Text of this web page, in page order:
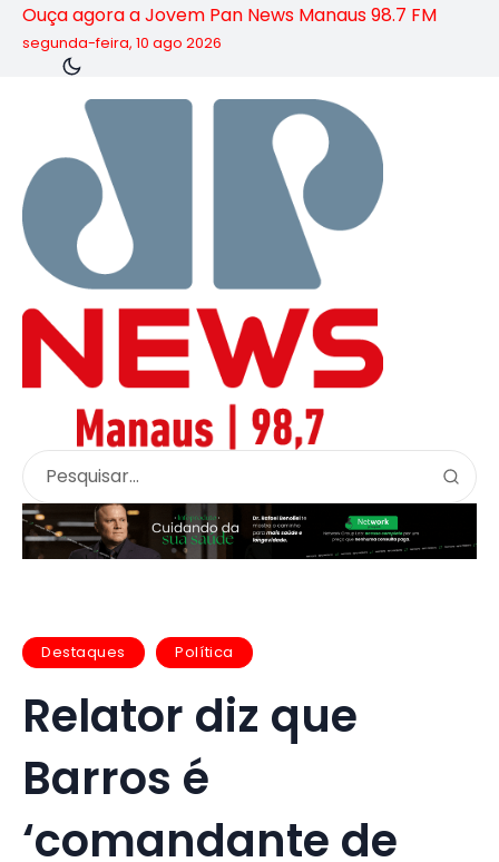
Ouça agora a Jovem Pan News Manaus 98.7 FM
segunda-feira, 10 ago 2026
Destaques Política
Relator diz que
Barros é
‘comandante de